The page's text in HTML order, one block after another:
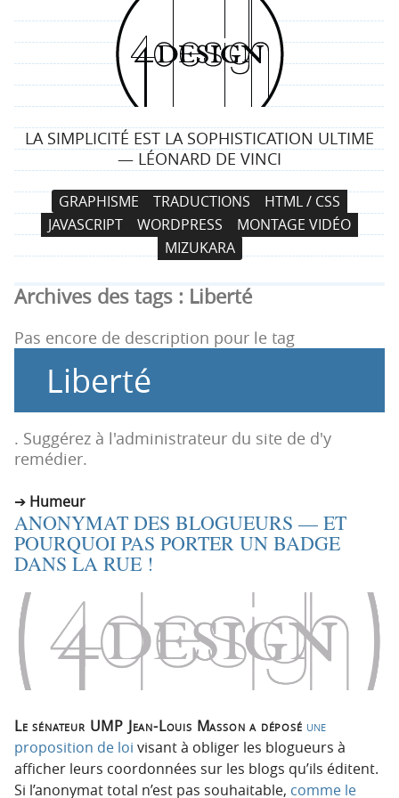
4
d
e
s
i
g
LA SIMPLICITÉ EST LA SOPHISTICATION ULTIME
— LÉONARD DE VINCI
g
a
t
i
p
i
c
p
a
e
r
a
u
c
t
n
GRAPHISME TRADUCTIONS
HTML / CSS
JAVASCRIPT
WORDPRESS
MONTAGE VIDÉO
MIZUKARA
Archives des tags : Liberté
Pas encore de description pour le tag
Liberté
. Suggérez à l'administrateur du site de d'y
remédier.
Humeur
ANONYMAT DES BLOGUEURS — ET
POURQUOI PAS PORTER UN BADGE
DANS LA RUE !
Le sénateur UMP Jean-Louis Masson a déposé une
proposition de loi visant à obliger les blogueurs à
afficher leurs coordonnées sur les blogs qu’ils éditent.
Si l’anonymat total n’est pas souhaitable, comme le